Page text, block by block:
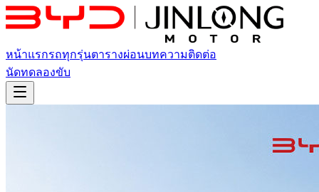
หน้าแรกรถทุกรุ่นตารางผ่อนบทความติดต่อ
นัดทดลองขับ